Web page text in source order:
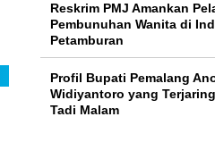
Reskrim PMJ Amankan
Pembunuhan Wanita di
Petamburan
Profil Bupati Pemalang
Widiyantoro yang
Tadi Malam